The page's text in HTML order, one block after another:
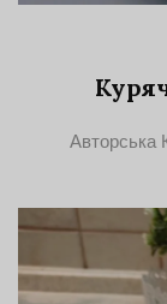
Авторська